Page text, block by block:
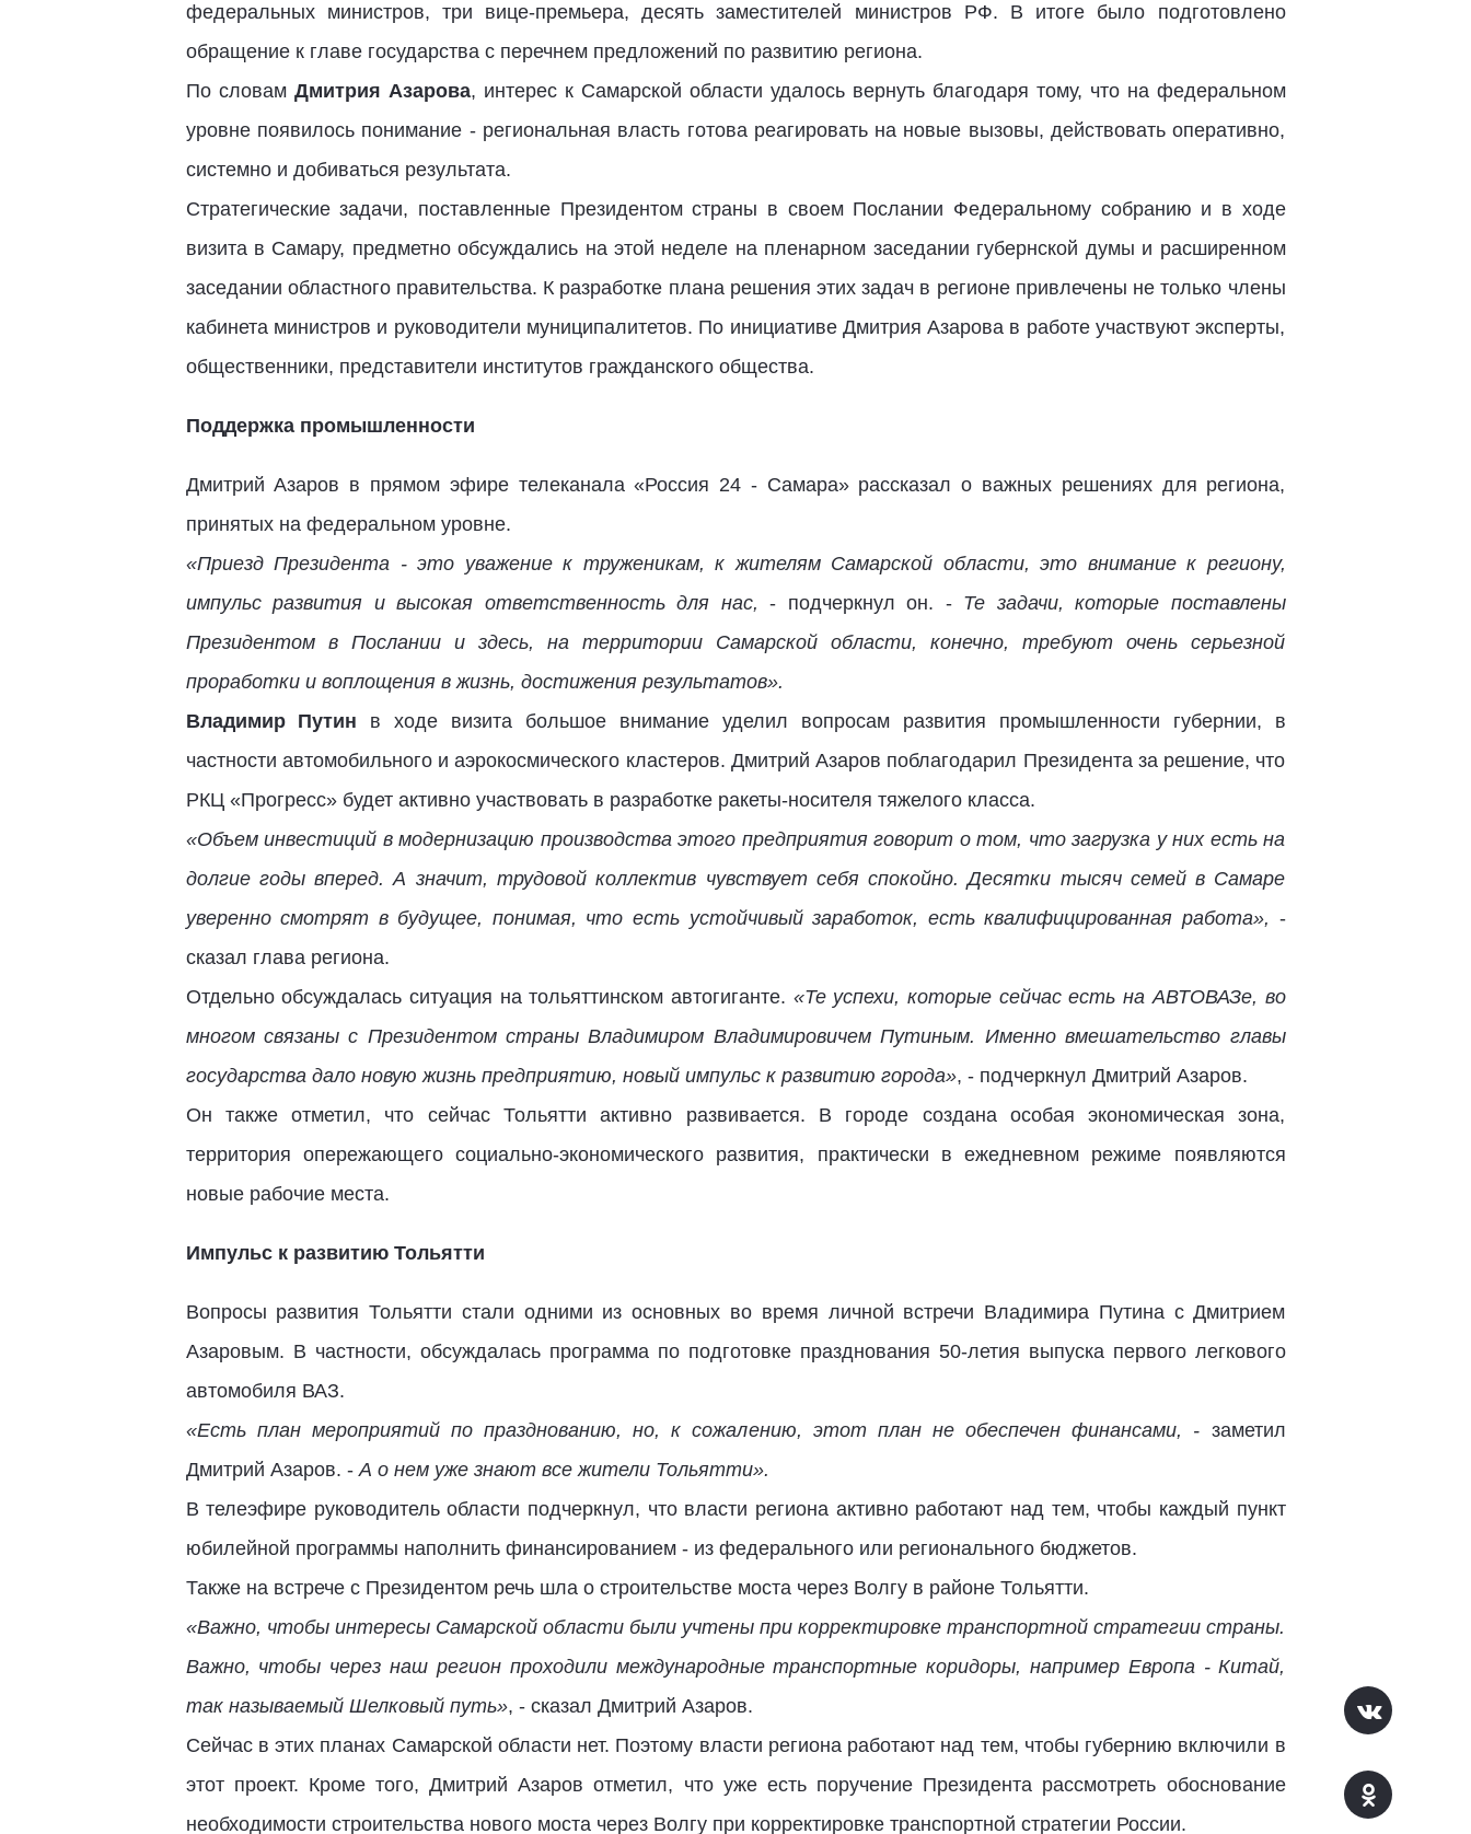
федеральных министров, три вице-премьера, десять заместителей министров РФ. В итоге было подготовлено
обращение к главе государства с перечнем предложений по развитию региона.
По словам Дмитрия Азарова, интерес к Самарской области удалось вернуть благодаря тому, что на федеральном
уровне появилось понимание - региональная власть готова реагировать на новые вызовы, действовать оперативно,
системно и добиваться результата.
Стратегические задачи, поставленные Президентом страны в своем Послании Федеральному собранию и в ходе
визита в Самару, предметно обсуждались на этой неделе на пленарном заседании губернской думы и расширенном
заседании областного правительства. К разработке плана решения этих задач в регионе привлечены не только члены
кабинета министров и руководители муниципалитетов. По инициативе Дмитрия Азарова в работе участвуют эксперты,
общественники, представители институтов гражданского общества.
Поддержка промышленности
Дмитрий Азаров в прямом эфире телеканала «Россия 24 - Самара» рассказал о важных решениях для региона,
принятых на федеральном уровне.
«Приезд Президента - это уважение к труженикам, к жителям Самарской области, это внимание к региону,
импульс развития и высокая ответственность для нас, - подчеркнул он. - Те задачи, которые поставлены
Президентом в Послании и здесь, на территории Самарской области, конечно, требуют очень серьезной
проработки и воплощения в жизнь, достижения результатов».
Владимир Путин в ходе визита большое внимание уделил вопросам развития промышленности губернии, в
частности автомобильного и аэрокосмического кластеров. Дмитрий Азаров поблагодарил Президента за решение, что
РКЦ «Прогресс» будет активно участвовать в разработке ракеты-носителя тяжелого класса.
«Объем инвестиций в модернизацию производства этого предприятия говорит о том, что загрузка у них есть на
долгие годы вперед. А значит, трудовой коллектив чувствует себя спокойно. Десятки тысяч семей в Самаре
уверенно смотрят в будущее, понимая, что есть устойчивый заработок, есть квалифицированная работа», -
сказал глава региона.
Отдельно обсуждалась ситуация на тольяттинском автогиганте. «Те успехи, которые сейчас есть на АВТОВАЗе, во
многом связаны с Президентом страны Владимиром Владимировичем Путиным. Именно вмешательство главы
государства дало новую жизнь предприятию, новый импульс к развитию города», - подчеркнул Дмитрий Азаров.
Он также отметил, что сейчас Тольятти активно развивается. В городе создана особая экономическая зона,
территория опережающего социально-экономического развития, практически в ежедневном режиме появляются
новые рабочие места.
Импульс к развитию Тольятти
Вопросы развития Тольятти стали одними из основных во время личной встречи Владимира Путина с Дмитрием
Азаровым. В частности, обсуждалась программа по подготовке празднования 50-летия выпуска первого легкового
автомобиля ВАЗ.
«Есть план мероприятий по празднованию, но, к сожалению, этот план не обеспечен финансами, - заметил
Дмитрий Азаров. -А о нем уже знают все жители Тольятти».
В телеэфире руководитель области подчеркнул, что власти региона активно работают над тем, чтобы каждый пункт
юбилейной программы наполнить финансированием - из федерального или регионального бюджетов.
Также на встрече с Президентом речь шла о строительстве моста через Волгу в районе Тольятти.
«Важно, чтобы интересы Самарской области были учтены при корректировке транспортной стратегии страны.
Важно, чтобы через наш регион проходили международные транспортные коридоры, например Европа - Китай,
так называемый Шелковый путь», - сказал Дмитрий Азаров.
Сейчас в этих планах Самарской области нет. Поэтому власти региона работают над тем, чтобы губернию включили в
этот проект. Кроме того, Дмитрий Азаров отметил, что уже есть поручение Президента рассмотреть обоснование
необходимости строительства нового моста через Волгу при корректировке транспортной стратегии России.